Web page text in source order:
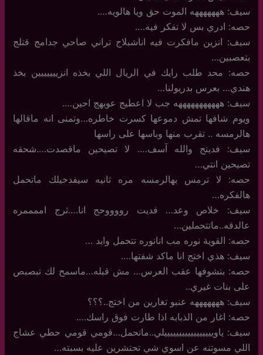
سيف: هههههههه الموت حق ويا هالويه….
حصه: ادري بس لا تفكر فيه….
سيف: انزين مافكرت فيه اناشبلاج تراني صاحي جدامج قتلج
بتعصبين…
حصه: محد طلب رايك في الريال اللي بخذه انزييييييين بخذ
هندي… بعرس بدريولنا…
سيف: هههههههههههه جب لا اعطيج عويهج احين….
ويوم شافها تمش دموعها كسرت خاطره…وتمنى انه ماقالها
هالرمسه .. تقرب منها وباسها على راسها
سيف: فديتج والله آسف…. لا تصيحين ماقصدت….شحقه
تصيحين انتي…
حصه: لا ترمس بهالرمسه مره ثانيه سيفدخيلك ماتحمل
هالفكره…
سيف: خلاص وعد… فديت رووووحج انا….ثرج اممممره
عالدقه..ماتتحملين…
حصه: القوية نوره مب انانوره تتحمل وايد …
سيف: هذي اختج انا ماكد شفتها….
حصه: بتشوفها عقب العرس… مش قبله…ماسمح لك تبصبص
على بنات غيري..
سيف: هههههههه عنبو تغارين من اختج..؟؟؟
حصه: اغار من الذبابه اذا طارت فوق راسك….
سيف: ياويييييييييييييييييلي..ماتحمل…قومي قومي حطي عشاج
اللي مسوتنه عن اسوي شي تحتشرين عليه بسبته…